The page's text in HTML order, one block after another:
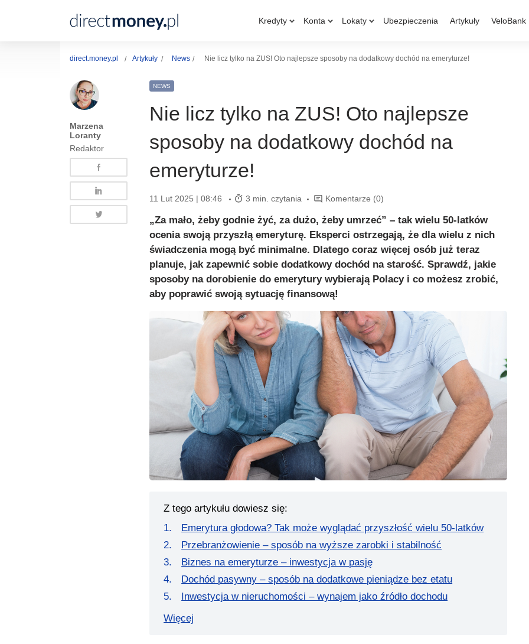
Kredyty Konta Lokaty Ubezpieczenia Artykuły VeloBank
direct.money.pl Artykuły News Nie licz tylko na ZUS! Oto najlepsze sposoby na dodatkowy dochód na emeryturze!
Marzena
Loranty
Redaktor
NEWS
Nie licz tylko na ZUS! Oto najlepsze
sposoby na dodatkowy dochód na
emeryturze!
11 Lut 2025 | 08:46 3 min. czytania Komentarze (0)
„Za mało, żeby godnie żyć, za dużo, żeby umrzeć” – tak wielu 50-latków
ocenia swoją przyszłą emeryturę. Eksperci ostrzegają, że dla wielu z nich
świadczenia mogą być minimalne. Dlatego coraz więcej osób już teraz
planuje, jak zapewnić sobie dodatkowy dochód na starość. Sprawdź, jakie
sposoby na dorobienie do emerytury wybierają Polacy i co możesz zrobić,
aby poprawić swoją sytuację finansową!
Z tego artykułu dowiesz się:
Emerytura głodowa? Tak może wyglądać przyszłość wielu 50-latków
Przebranżowienie – sposób na wyższe zarobki i stabilność
Biznes na emeryturze – inwestycja w pasję
Dochód pasywny – sposób na dodatkowe pieniądze bez etatu
Inwestycja w nieruchomości – wynajem jako źródło dochodu
Więcej